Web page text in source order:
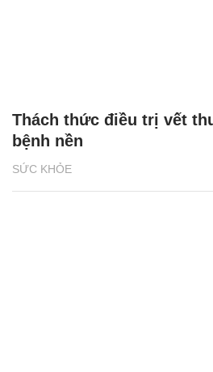
SỨC KHỎE
Thách thức điều trị vết
bệnh nền